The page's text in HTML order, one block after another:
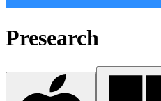
Presearch